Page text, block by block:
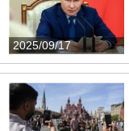
2025/09/17